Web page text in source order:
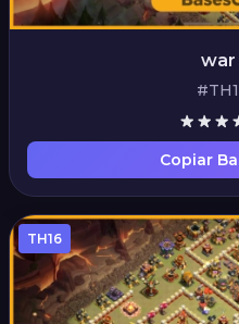
war
Copiar
TH16